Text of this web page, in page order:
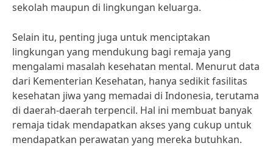
sekolah maupun di lingkungan keluarga.
Selain itu, penting juga untuk menciptakan
lingkungan yang mendukung bagi remaja yang
mengalami masalah kesehatan mental. Menurut data
dari Kementerian Kesehatan, hanya sedikit fasilitas
kesehatan jiwa yang memadai di Indonesia, terutama
di daerah-daerah terpencil. Hal ini membuat banyak
remaja tidak mendapatkan akses yang cukup untuk
mendapatkan perawatan yang mereka butuhkan.